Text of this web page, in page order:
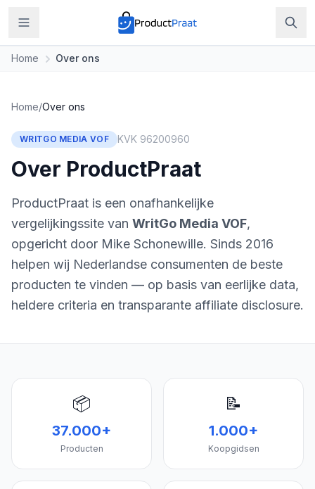
Home Over ons
Home/Over ons
WRITGO MEDIA VOF KVK 96200960
Over ProductPraat
ProductPraat is een onafhankelijke
vergelijkingssite van WritGo Media VOF,
opgericht door Mike Schonewille. Sinds 2016
helpen wij Nederlandse consumenten de beste
producten te vinden — op basis van eerlijke data,
heldere criteria en transparante affiliate disclosure.
📦
37.000+
Producten
📝
1.000+
Koopgidsen